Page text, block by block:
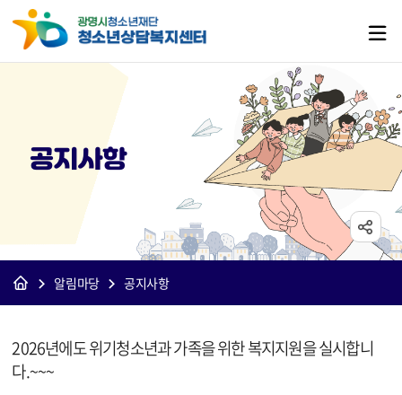
공지사항
알림마당 공지사항
2026년에도 위기청소년과 가족을 위한 복지지원을 실시합니
다.~~~